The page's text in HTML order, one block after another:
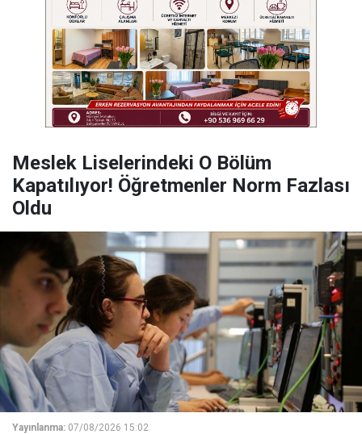
Meslek Liselerindeki O Bölüm
Kapatılıyor! Öğretmenler Norm Fazlası
Oldu
Yayınlanma: 07/08/2026 15:02